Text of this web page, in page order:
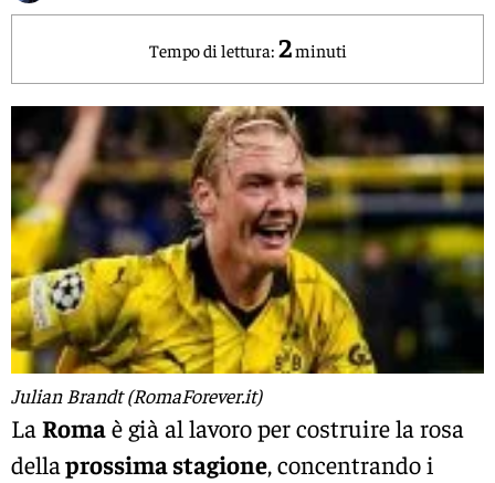
Tempo di lettura: 2minuti
Julian Brandt (RomaForever.it)
La Romaè già al lavoro per costruire la rosa
dellaprossima stagione, concentrando i